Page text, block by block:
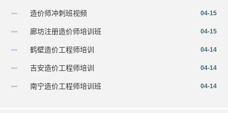
造价师冲刺班视频 04-15
廊坊注册造价师培训班 04-15
鹤壁造价工程师培训 04-14
吉安造价工程师培训 04-14
南宁造价工程师培训班 04-14